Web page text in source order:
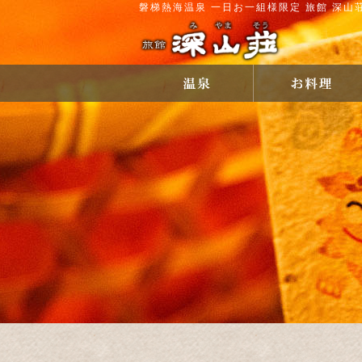
磐梯熱海温泉 一日お一組様限定 旅館 深山